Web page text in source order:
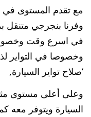
مع تقدم المستوى في
وفرنا بنجرجي متنقل
في اسرع وقت
وخصوصا في التواير
‘صلاح تواير السيارة,
وعلى أعلى مستوى
السيارة ويتوفر معه